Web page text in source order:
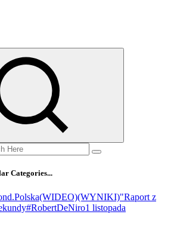
Categories...
.Polska(WIDEO)(WYNIKI)"Raport z
#RobertDeNiro1 listopada